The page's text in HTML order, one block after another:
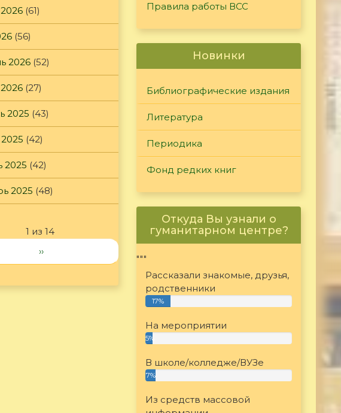
(61)
(56)
2026 (52)
(27)
2025 (43)
(42)
2025 (42)
2025 (48)
1 из 14
››
Правила работы ВСС
Новинки
Библиографические издания
Литература
Периодика
Фонд редких книг
Откуда Вы узнали о
гуманитарном центре?
"""
Рассказали знакомые, друзья,
родственники
17%
На мероприятии
5%
В школе/колледже/ВУЗе
7%
Из средств массовой